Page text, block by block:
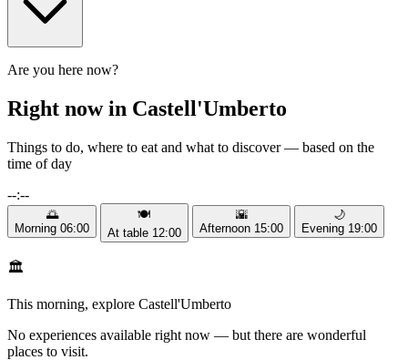
Are you here now?
Right now in Castell'Umberto
Things to do, where to eat and what to discover — based on the
time of day
--:--
🌅
Morning 06:00
🍽️
At table 12:00
🌇
Afternoon 15:00
🌙
Evening 19:00
🏛️
This morning, explore Castell'Umberto
No experiences available right now — but there are wonderful
places to visit.